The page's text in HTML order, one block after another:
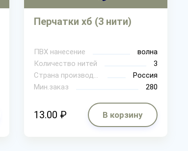
Перчатки хб (3 нити)
ПВХ нанесение
волна
Количество нитей
3
Страна производитель
Россия
Мин.заказ
280
13.00 ₽ В корзину